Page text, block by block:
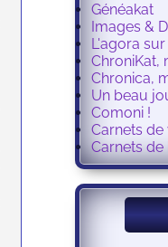
Généakat
Images &
L'agora
ChroniKat,
Chronica,
Un beau
Comoni !
Carnets
Carnets